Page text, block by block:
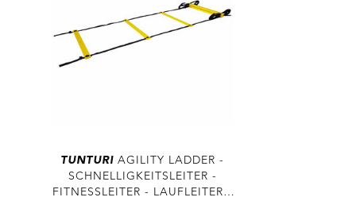
TUNTURI AGILITY LADDER -
SCHNELLIGKEITSLEITER -
FITNESSLEITER - LAUFLEITER -